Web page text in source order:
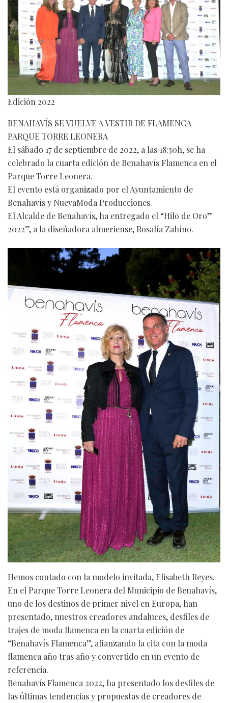
Edición 2022
BENAHAVÍS SE VUELVE A VESTIR DE FLAMENCA
PARQUE TORRE LEONERA
El sábado 17 de septiembre de 2022, a las 18:30h, se ha
celebrado la cuarta edición de Benahavís Flamenca en el
Parque Torre Leonera.
El evento está organizado por el Ayuntamiento de
Benahavís y NuevaModa Producciones.
El Alcalde de Benahavís, ha entregado el “Hilo de Oro”
2022”, a la diseñadora almeriense, Rosalía Zahíno.
Hemos contado con la modelo invitada, Elisabeth Reyes.
En el Parque Torre Leonera del Municipio de Benahavís,
uno de los destinos de primer nivel en Europa, han
presentado, nuestros creadores andaluces, desfiles de
trajes de moda flamenca en la cuarta edición de
“Benahavís Flamenca”, afianzando la cita con la moda
flamenca año tras año y convertido en un evento de
referencia.
Benahavís Flamenca 2022, ha presentado los desfiles de
las últimas tendencias y propuestas de creadores de